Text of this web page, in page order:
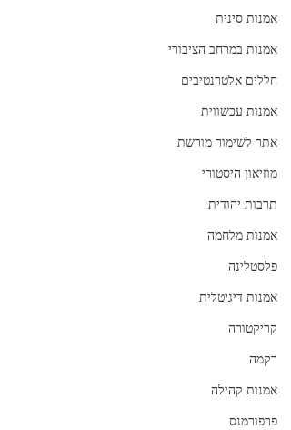
אמנות סינית
אמנות במרחב הציבורי
חללים אלטרנטיבים
אמנות עכשווית
אתר לשימור מורשת
מוזיאון היסטורי
תרבות יהודית
אמנות מלחמה
פלסטלינה
אמנות דיגיטלית
קריקטורה
רקמה
אמנות קהילה
פרפורמנס